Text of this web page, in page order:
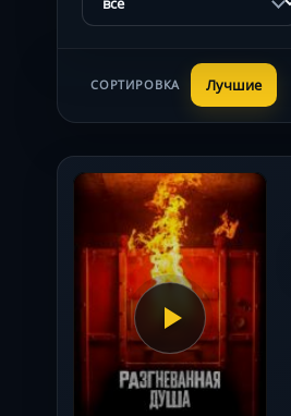
СОРТИРОВКА Лучшие